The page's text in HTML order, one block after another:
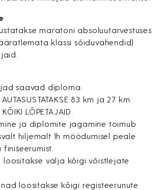
maratoni absoluutarvestuses
klassi sõiduvahendid)
saavad diploma.
83 km ja 27 km
LÕPETAJAID.
ja diplomite jagamine toimub
hiljemalt 1h möödumisel peale
loositakse välja kõigi võistlejate
loositakse kõigi registeerunute